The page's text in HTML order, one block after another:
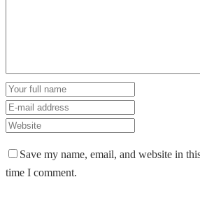
Save my name, email, and website in
time I comment.